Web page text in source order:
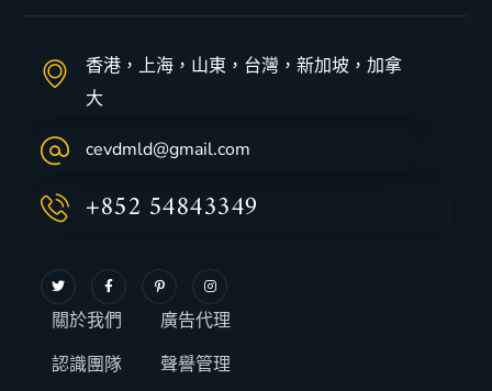
香港，上海，山東，台灣，新加坡，加拿
大
cevdmld@gmail.com
+852 54843349
關於我們
認識團隊
廣告代理
聲譽管理